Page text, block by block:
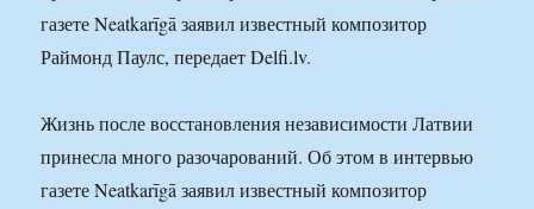
газете Neatkarīgā заявил известный композитор
Раймонд Паулс, передает Delfi.lv.
Жизнь после восстановления независимости Латвии
принесла много разочарований. Об этом в интервью
газете Neatkarīgā заявил известный композитор